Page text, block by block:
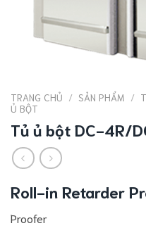
TRANG CHỦ / SẢN PHẨM /
Ủ BỘT
Tủ ủ bột DC-4R/
Roll-in Retarder
Proofer